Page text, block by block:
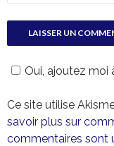
Oui, ajoutez moi
Ce site utilise
savoir plus sur
commentaires sont